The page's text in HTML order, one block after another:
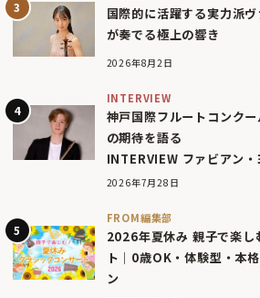
国際的に活躍する実力派
が奏でる極上の響き
2026年8月2日
INTERVIEW
神戸国際フルートコンク
の期待を語る
INTERVIEW ファビアン
2026年7月28日
FROM編集部
2026年夏休み 親子で楽
ト｜0歳OK・体験型・本
ン